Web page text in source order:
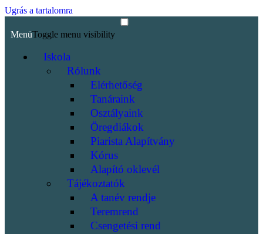
Ugrás a tartalomra
MenüToggle menu visibility
Iskola
Rólunk
Elérhetőség
Tanáraink
Osztályaink
Öregdiákok
Piarista Alapítvány
Kórus
Alapító oklevél
Tájékoztatók
A tanév rendje
Teremrend
Csengetési rend